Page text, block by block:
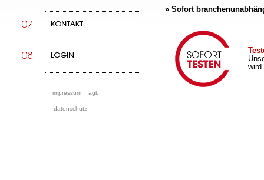
impressum agb
datenschutz
» Sofort
wird